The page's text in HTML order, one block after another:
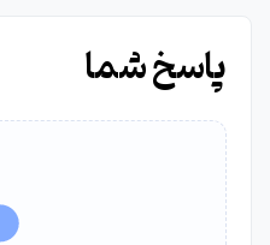
پاسخ شما